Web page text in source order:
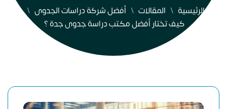
الرئيسية المقالات
أفضل شركة دراسات الجدوى
كيف تختار أفضل مكتب دراسة جدوى جدة ؟